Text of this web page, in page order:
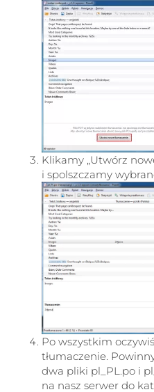
Klikamy „Utwórz
i spolszczamy
Po wszystkim
tłumaczenie.
dwa pliki pl_PL.po i
na nasz serwer do